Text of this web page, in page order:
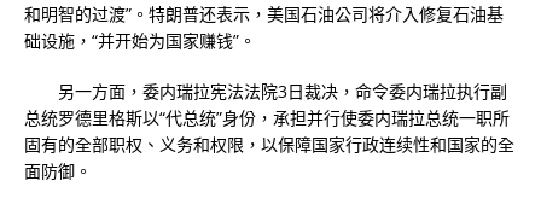
和明智的过渡”。特朗普还表示，美国石油公司将介入修复石油基
础设施，“并开始为国家赚钱”。
另一方面，委内瑞拉宪法法院3日裁决，命令委内瑞拉执行副
总统罗德里格斯以“代总统”身份，承担并行使委内瑞拉总统一职所
固有的全部职权、义务和权限，以保障国家行政连续性和国家的全
面防御。